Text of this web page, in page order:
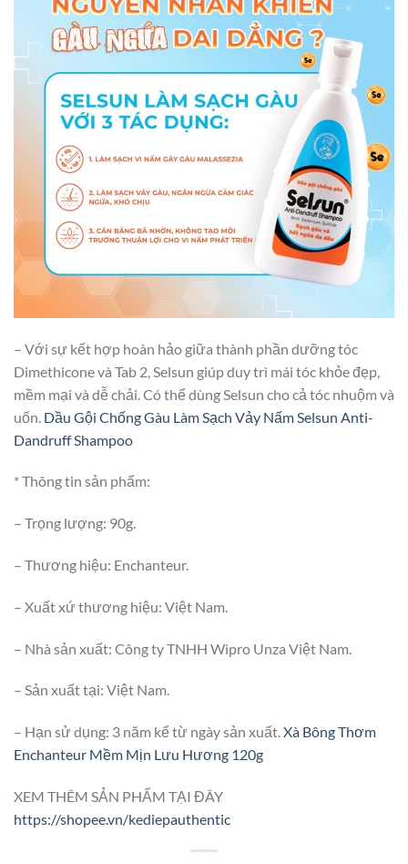
– Với sự kết hợp hoàn hảo giữa thành phần dưỡng tóc
Dimethicone và Tab 2, Selsun giúp duy trì mái tóc khỏe đẹp,
mềm mại và dễ chải. Có thể dùng Selsun cho cả tóc nhuộm và
uốn. Dầu Gội Chống Gàu Làm Sạch Vảy Nấm Selsun Anti-
Dandruff Shampoo
* Thông tin sản phẩm:
– Trọng lượng: 90g.
– Thương hiệu: Enchanteur.
– Xuất xứ thương hiệu: Việt Nam.
– Nhà sản xuất: Công ty TNHH Wipro Unza Việt Nam.
– Sản xuất tại: Việt Nam.
– Hạn sử dụng: 3 năm kể từ ngày sản xuất.Xà Bông Thơm
Enchanteur Mềm Mịn Lưu Hương 120g
XEM THÊM SẢN PHẨM TẠI ĐÂY
https://shopee.vn/kediepauthentic